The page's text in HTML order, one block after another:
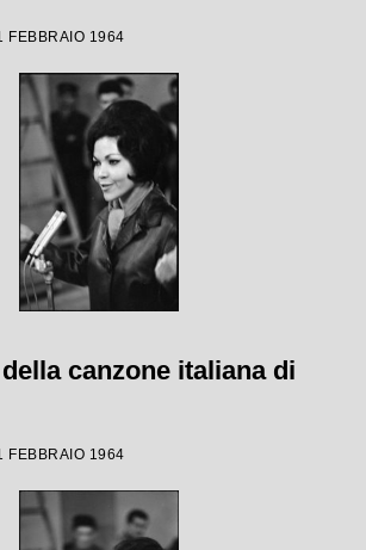
FEBBRAIO 1964
canzone italiana di
FEBBRAIO 1964